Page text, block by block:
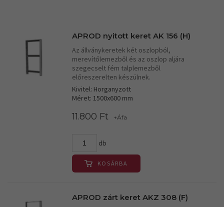
APROD nyitott keret AK 156 (H)
Az állványkeretek két oszlopból,
merevítőlemezből és az oszlop aljára
szegecselt fém talplemezből
előreszerelten készülnek.
Kivitel: Horganyzott
Méret: 1500x600 mm
11.800 Ft +Áfa
db
KOSÁRBA
APROD zárt keret AKZ 308 (F)